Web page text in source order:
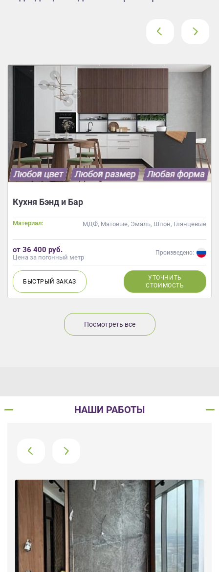
Кухня Бэнд и Бар
Материал: МДФ, Матовые, Эмаль, Шпон, Глянцевые
от 36 400 руб.
Цена за погонный метр
Произведено:
БЫСТРЫЙ ЗАКАЗ
УТОЧНИТЬ
СТОИМОСТЬ
Посмотреть все
НАШИ РАБОТЫ